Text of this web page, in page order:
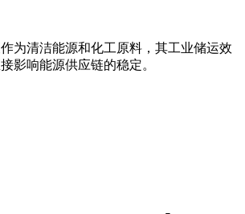
为清洁能源和化工原料，其工业储运效
影响能源供应链的稳定。